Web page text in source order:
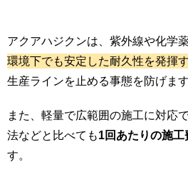
アクアハジクンは、紫外線や化学
環境下でも安定した耐久性を発揮
生産ラインを止める事態を防げます
また、軽量で広範囲の施工に対応
法などと比べても1回あたりの施工
す。